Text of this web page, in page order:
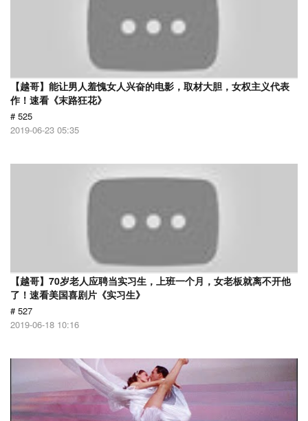
【越哥】能让男人羞愧女人兴奋的电影，取材大胆，女权主义代表
作！速看《末路狂花》
# 525
2019-06-23 05:35
【越哥】70岁老人应聘当实习生，上班一个月，女老板就离不开他
了！速看美国喜剧片《实习生》
# 527
2019-06-18 10:16